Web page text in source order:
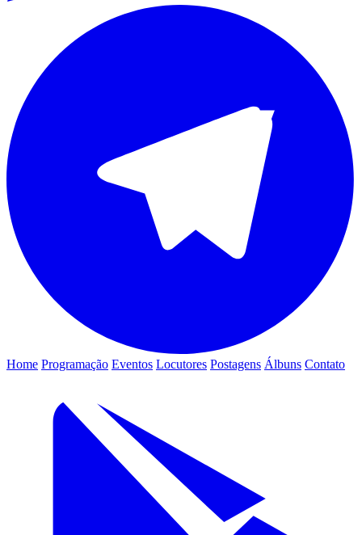
Home Programação Eventos Locutores Postagens Álbuns Contato